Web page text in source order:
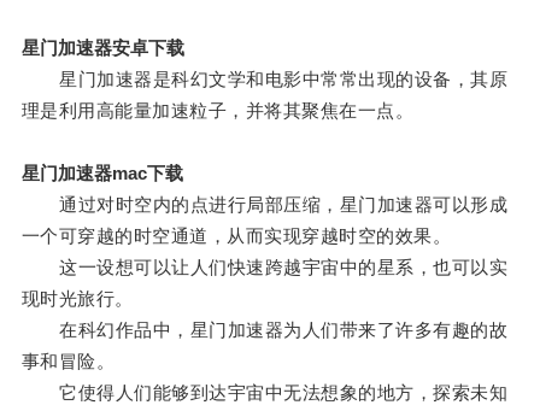
星门加速器安卓下载
星门加速器是科幻文学和电影中常常出现的设备，其原
理是利用高能量加速粒子，并将其聚焦在一点。
星门加速器mac下载
通过对时空内的点进行局部压缩，星门加速器可以形成
一个可穿越的时空通道，从而实现穿越时空的效果。
这一设想可以让人们快速跨越宇宙中的星系，也可以实
现时光旅行。
在科幻作品中，星门加速器为人们带来了许多有趣的故
事和冒险。
它使得人们能够到达宇宙中无法想象的地方，探索未知